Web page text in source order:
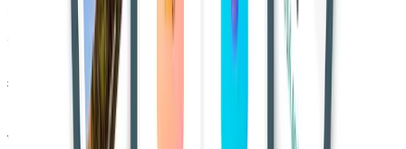
परिवार न्यायालय, बीकानेर ने पहले पत्नी की याचिका खारिज कर दी थी,
जिसके बाद यह अपील उच्च न्यायालय में दायर की गई।
न्यायमूर्ति अरुण मोंगा और न्यायमूर्ति सुनील बेनीवाल
की पीठ ने रिकॉर्ड
और दोनों पक्षों की दलीलों का विस्तृत विश्लेषण किया। कोर्ट ने माना कि
पति द्वारा विदेश में एकतरफा तलाक लेना और वैवाहिक संबंधों को समाप्त